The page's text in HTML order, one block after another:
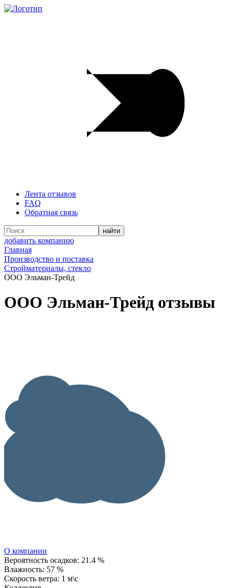
Лента отзывов
FAQ
Обратная связь
добавить компанию
Главная
Производство и поставка
Стройматериалы, стекло
ООО Эльман-Трейд
ООО Эльман-Трейд отзывы
О компании
Вероятность осадков: 21.4 %
Влажность: 57 %
Скорость ветра: 1 м\с